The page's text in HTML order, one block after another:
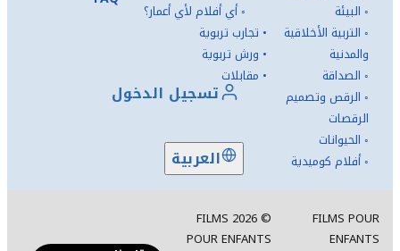
تسجيل الدخول
العربية
◦ البيئة
◦ التربية الأخلاقية
والمدنية
◦ الصداقة
◦ الرقص وتصميم
الرقصات
◦ الحيوانات
◦أفلام كوميدية
◦أي أفلام لأي أعمار؟
• تجارب تربوية
• ورش تربوية
• مقابلات
FILMS POUR
ENFANTS
©
2026
FILMS
POUR ENFANTS